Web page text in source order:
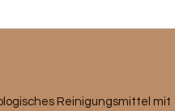
Reinigungsmittel mit